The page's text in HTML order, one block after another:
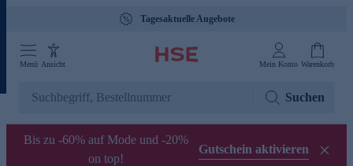
Tagesaktuelle Angebote
Menü Ansicht Mein Konto Warenkorb
Suchen
Bis zu -60% auf Mode und -20%
on top!
Gutschein aktivieren